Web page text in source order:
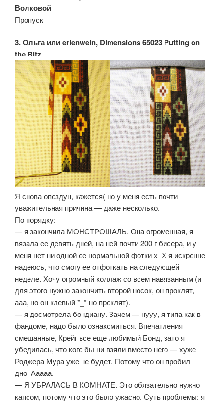
Волковой
Пропуск
3. Ольга или erlenwein, Dimensions 65023 Putting on
the Ritz
Я снова опоздун, кажется( но у меня есть почти
уважительная причина — даже несколько.
По порядку:
— я закончила МОНСТРОШАЛЬ. Она огроменная, я
вязала ее девять дней, на ней почти 200 г бисера, и у
меня нет ни одной ее нормальной фотки х_Х я искренне
надеюсь, что смогу ее отфоткать на следующей
неделе. Хочу огромный коллаж со всем навязанным (и
для этого нужно закончить второй носок, он проклят,
ааа, но он клевый *_* но проклят).
— я досмотрела бондиану. Зачем — нууу, я типа как в
фандоме, надо было ознакомиться. Впечатления
смешанные, Крейг все еще любимый Бонд, зато я
убедилась, что кого бы ни взяли вместо него — хуже
Роджера Мура уже не будет. Потому что он пробил
дно. Ааааа.
— Я УБРАЛАСЬ В КОМНАТЕ. Это обязательно нужно
капсом, потому что это было ужасно. Суть проблемы: я